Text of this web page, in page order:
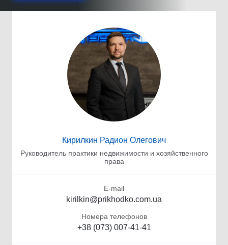
Кирилкин Радион Олегович
Руководитель практики недвижимости и хозяйственного
права
E-mail
kirilkin@prikhodko.com.ua
Номера телефонов
+38 (073) 007-41-41